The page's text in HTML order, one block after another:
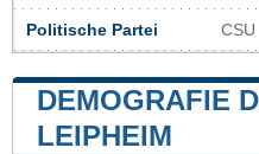
Politische Partei CSU
DEMOGRAFIE
LEIPHEIM